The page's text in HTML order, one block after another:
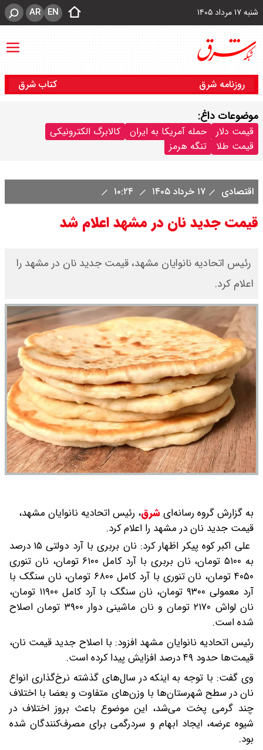
شنبه ۱۷ مرداد ۱۴۰۵ EN
AR
روزنامه شرق کتاب شرق
موضوعات داغ:
قیمت دلار حمله آمریکا به ایران
کالابرگ الکترونیکی
قیمت طلا
تنگه هرمز
اقتصادی ۱۷ خرداد ۱۴۰۵
قیمت جدید نان در مشهد اعلام شد
​ رئیس اتحادیه نانوایان مشهد، قیمت جدید نان در مشهد را
اعلام کرد.
به گزارش گروه رسانه‌ایشرق، رئیس اتحادیه نانوایان مشهد،
قیمت جدید نان در مشهد را اعلام کرد.
علی اکبر کوه پیکر اظهار کرد: نان بربری با آرد دولتی ۱۵ درصد
به ۵۱۰۰ تومان، نان بربری با آرد کامل ۶۱۰۰ تومان، نان تنوری
۴۰۵۰ تومان، نان تنوری با آرد کامل ۶۸۰۰ تومان، نان سنگک با
آرد معمولی ۹۳۰۰ تومان، نان سنگک با آرد کامل ۱۱۹۰۰ تومان،
نان لواش ۲۱۷۰ تومان و نان ماشینی دوار ۳۹۰۰ تومان اصلاح
شده است.
رئیس اتحادیه نانوایان مشهد افزود: با اصلاح جدید قیمت نان،
قیمت‌ها حدود ۴۹ درصد افزایش پیدا کرده است.
وی گفت: با توجه به اینکه در سال‌های گذشته نرخ‌گذاری انواع
نان در سطح شهرستان‌ها با وزن‌های متفاوت و بعضا با اختلاف
چند گرمی پخت می‌شد، این موضوع باعث بروز اختلاف در
شیوه عرضه، ایجاد ابهام و سردرگمی برای مصرف‌کنندگان شده
بود.